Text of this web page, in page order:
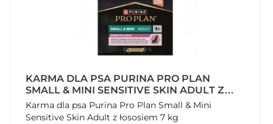
KARMA DLA PSA PURINA PRO PLAN
SMALL & MINI SENSITIVE SKIN ADULT Z
ŁOSOSIEM 7 KG
Karma dla psa Purina Pro Plan Small & Mini
Sensitive Skin Adult z łososiem 7 kg